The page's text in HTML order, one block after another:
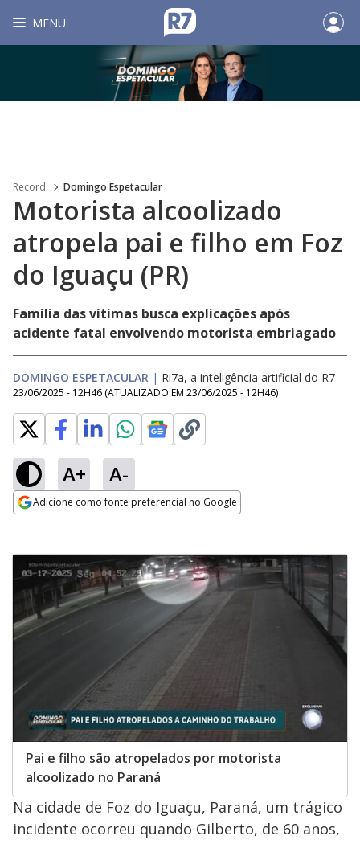
MENU
Record Domingo Espetacular
Motorista alcoolizado
atropela pai e filho em Foz
do Iguaçu (PR)
Família das vítimas busca explicações após
acidente fatal envolvendo motorista embriagado
DOMINGO ESPETACULAR | Ri7a, a inteligência artificial do R7
23/06/2025 - 12H46 (ATUALIZADO EM 23/06/2025 - 12H46)
A+ A-
Adicione como fonte preferencial no Google
Pai e filho são atropelados por motorista
alcoolizado no Paraná
Na cidade de Foz do Iguaçu, Paraná, um trágico
incidente ocorreu quando Gilberto, de 60 anos,